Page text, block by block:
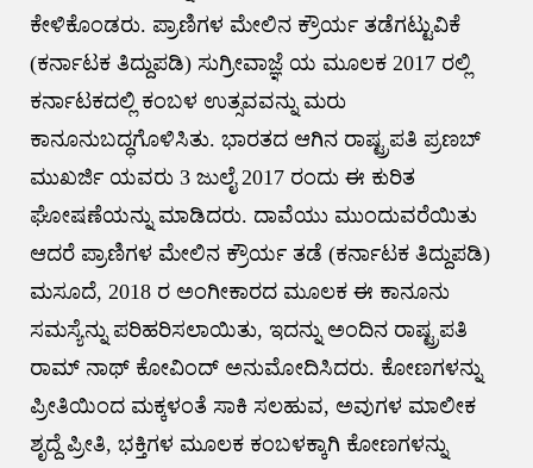
ಕೇಳಿಕೊಂಡರು. ಪ್ರಾಣಿಗಳ ಮೇಲಿನ ಕ್ರೌರ್ಯ ತಡೆಗಟ್ಟುವಿಕೆ
(ಕರ್ನಾಟಕ ತಿದ್ದುಪಡಿ) ಸುಗ್ರೀವಾಜ್ಞೆ ಯ ಮೂಲಕ 2017 ರಲ್ಲಿ
ಕರ್ನಾಟಕದಲ್ಲಿ ಕಂಬಳ ಉತ್ಸವವನ್ನು ಮರು
ಕಾನೂನುಬದ್ಧಗೊಳಿಸಿತು. ಭಾರತದ ಆಗಿನ ರಾಷ್ಟ್ರಪತಿ ಪ್ರಣಬ್
ಮುಖರ್ಜಿ ಯವರು 3 ಜುಲೈ 2017 ರಂದು ಈ ಕುರಿತ
ಘೋಷಣೆಯನ್ನು ಮಾಡಿದರು. ದಾವೆಯು ಮುಂದುವರೆಯಿತು
ಆದರೆ ಪ್ರಾಣಿಗಳ ಮೇಲಿನ ಕ್ರೌರ್ಯ ತಡೆ (ಕರ್ನಾಟಕ ತಿದ್ದುಪಡಿ)
ಮಸೂದೆ, 2018 ರ ಅಂಗೀಕಾರದ ಮೂಲಕ ಈ ಕಾನೂನು
ಸಮಸ್ಯೆನ್ನು ಪರಿಹರಿಸಲಾಯಿತು, ಇದನ್ನು ಅಂದಿನ ರಾಷ್ಟ್ರಪತಿ
ರಾಮ್ ನಾಥ್ ಕೋವಿಂದ್ ಅನುಮೋದಿಸಿದರು. ಕೋಣಗಳನ್ನು
ಪ್ರೀತಿಯಿಂದ ಮಕ್ಕಳಂತೆ ಸಾಕಿ ಸಲಹುವ, ಅವುಗಳ ಮಾಲೀಕ
ಶೃದ್ದೆ ಪ್ರೀತಿ, ಭಕ್ತಿಗಳ ಮೂಲಕ ಕಂಬಳಕ್ಕಾಗಿ ಕೋಣಗಳನ್ನು